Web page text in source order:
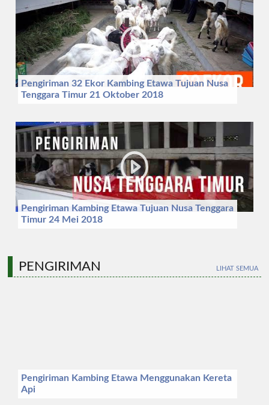
Pengiriman 32 Ekor Kambing Etawa Tujuan Nusa
Tenggara Timur 21 Oktober 2018
Pengiriman Kambing Etawa Tujuan Nusa Tenggara
Timur 24 Mei 2018
PENGIRIMAN LIHAT SEMUA
Pengiriman Kambing Etawa Menggunakan Kereta
Api